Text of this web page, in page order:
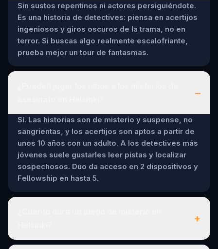
Sin sustos repentinos ni actores persiguiéndote.
Es una historia de detectives: piensa en acertijos
ingeniosos y giros oscuros de la trama, no en
terror. Si buscas algo realmente escalofriante,
prueba mejor un tour de fantasmas.
–
Sí. Las historias son de misterio y suspense, no
sangrientas, y los acertijos son aptos a partir de
unos 10 años con un adulto. A los detectives más
jóvenes suele gustarles leer pistas y localizar
sospechosos. Duo da acceso en 2 dispositivos y
Fellowship en hasta 5.
+